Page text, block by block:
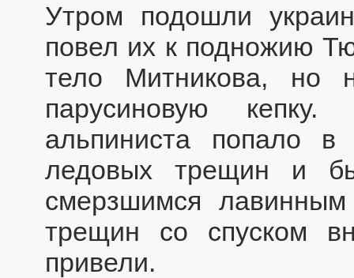
Утром подошли
повел их к подножию
тело Митникова, но
парусиновую
альпиниста попало в
ледовых трещин и
смерзшимся лавинным
трещин со спуском
привели.